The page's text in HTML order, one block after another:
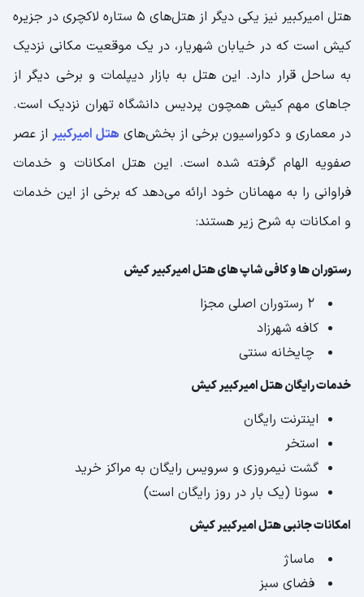
هتل امیرکبیر نیز یکی دیگر از هتل‌های 5 ستاره لاکچری در جزیره
کیش است که در خیابان شهریار، در یک موقعیت مکانی نزدیک
به ساحل قرار دارد. این هتل به بازار دیپلمات و برخی دیگر از
جاهای مهم کیش همچون پردیس دانشگاه تهران نزدیک است.
در معماری و دکوراسیون برخی از بخش‌های هتل امیرکبیراز عصر
صفویه الهام گرفته شده است. این هتل امکانات و خدمات
فراوانی را به مهمانان خود ارائه می‌دهد که برخی از این خدمات
و امکانات به شرح زیر هستند:
رستوران ها و کافی شاپ های هتل امیرکبیر کیش
کافه شهرزاد
چایخانه سنتی
خدمات رایگان هتل امیرکبیر کیش
اینترنت رایگان
استخر
گشت نیمروزی و سرویس رایگان به مراکز خرید
سونا (یک بار در روز رایگان است)
امکانات جانبی هتل امیرکبیر کیش
ماساژ
فضای سبز